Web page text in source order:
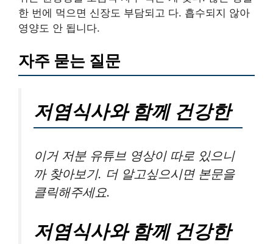
한 번에 먹으면 신장도 부담되고 다. 흡수되지 않아
영양도 안 됩니다.
자주 묻는 질문
저염식사와 함께 건강한
이거 저분 유튜브 영상이 따로 있으니
까 찾아보기. 더 알고싶으시면 본문을
클릭해주세요.
저염식사와 함께 건강한